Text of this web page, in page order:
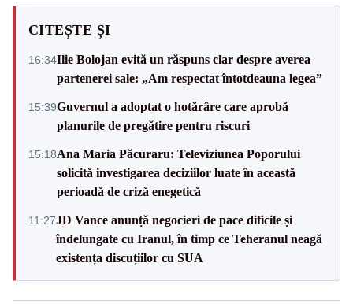
CITEȘTE ȘI
16:34Ilie Bolojan evită un răspuns clar despre averea
partenerei sale: „Am respectat întotdeauna legea”
15:39Guvernul a adoptat o hotărâre care aprobă
planurile de pregătire pentru riscuri
15:18Ana Maria Păcuraru: Televiziunea Poporului
solicită investigarea deciziilor luate în această
perioadă de criză enegetică
11:27JD Vance anunță negocieri de pace dificile și
îndelungate cu Iranul, în timp ce Teheranul neagă
existența discuțiilor cu SUA